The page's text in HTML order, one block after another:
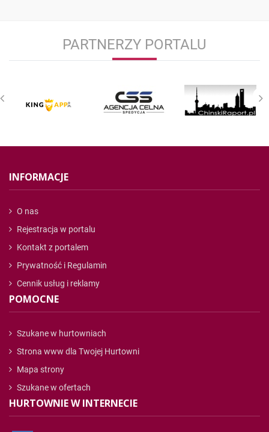
PARTNERZY PORTALU
INFORMACJE
O nas
Rejestracja w portalu
Kontakt z portalem
Prywatność i Regulamin
Cennik usług i reklamy
POMOCNE
Szukane w hurtowniach
Strona www dla Twojej Hurtowni
Mapa strony
Szukane w ofertach
HURTOWNIE W INTERNECIE